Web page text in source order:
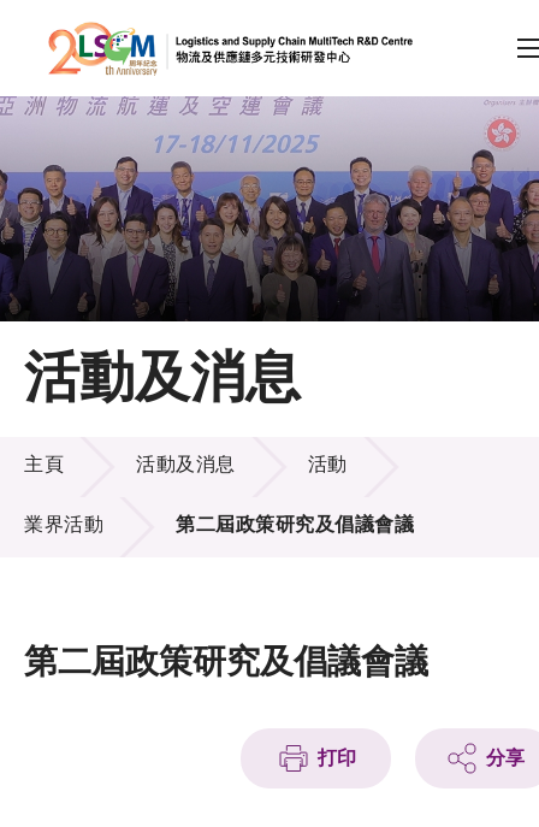
跳到內容（按回車鍵）
會員登入
A A EN 繁 简
主頁
關於LSCM
技術商品化
項目及資助計劃
活動及消息
活動及消息
活動及消息
主頁 活動及消息 活動
業界活動 第二屆政策研究及倡議會議
第二屆政策研究及倡議會議
打印 分享